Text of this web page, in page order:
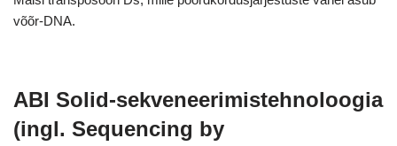
võõr-DNA.
ABI Solid-sekveneerimistehnoloogia
(ingl. Sequencing by